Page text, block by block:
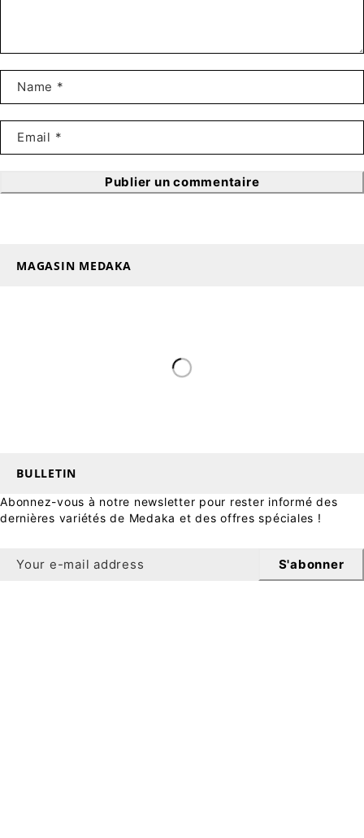
Publier un commentaire
MAGASIN MEDAKA
BULLETIN
Abonnez-vous à notre newsletter pour rester informé des
dernières variétés de Medaka et des offres spéciales !
S'abonner